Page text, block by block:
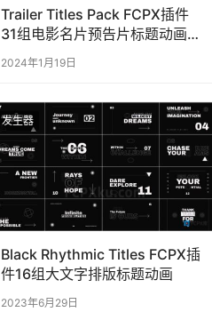
Trailer Titles Pack FCPX插件
31组电影名片预告片标题动画视
2024年1月19日
发生器
Black Rhythmic Titles FCPX插
件16组大文字排版标题动画
2023年6月29日